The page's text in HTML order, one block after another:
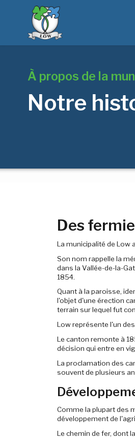
À propos de la
Notre
Des
La municipalité de Low
Son nom rappelle la
dans la Vallée-de-la-
1854.
Quant à la paroisse,
l'objet d'une érection
terrain sur lequel fut
Low représente l'un
Le canton remonte à
décision qui entre en
La proclamation des
souvent de plusieurs
Comme la plupart des
développement de
Le chemin de fer, dont